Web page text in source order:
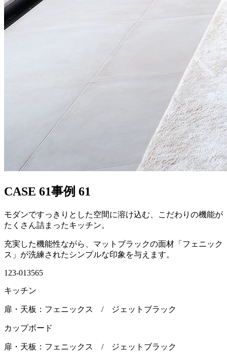
CASE 61事例 61
モダンですっきりとした空間に溶け込む、こだわりの機能が
たくさん詰まったキッチン。
充実した機能性ながら、マットブラックの面材「フェニック
ス」が洗練されたシンプルな印象を与えます。
123-013565
キッチン
扉・天板：フェニックス / ジェットブラック
カップボード
扉・天板：フェニックス / ジェットブラック